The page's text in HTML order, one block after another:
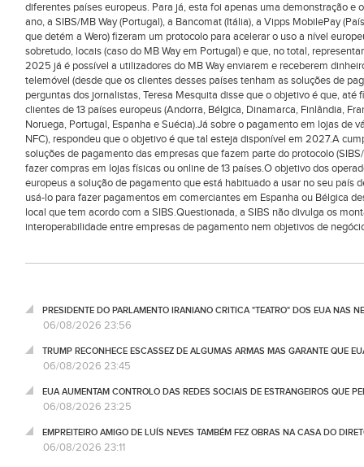
diferentes países europeus. Para já, esta foi apenas uma demonstração
ano, a SIBS/MB Way (Portugal), a Bancomat (Itália), a Vipps MobilePay
que detém a Wero) fizeram um protocolo para acelerar o uso a nível
sobretudo, locais (caso do MB Way em Portugal) e que, no total,
2025 já é possível a utilizadores do MB Way enviarem e receberem
telemóvel (desde que os clientes desses países tenham as soluções de
perguntas dos jornalistas, Teresa Mesquita disse que o objetivo é que,
clientes de 13 países europeus (Andorra, Bélgica, Dinamarca, Finlândia,
Noruega, Portugal, Espanha e Suécia).Já sobre o pagamento em lojas de
NFC), respondeu que o objetivo é que tal esteja disponível em 2027.A
soluções de pagamento das empresas que fazem parte do protocolo
fazer compras em lojas físicas ou online de 13 países.O objetivo dos
europeus a solução de pagamento que está habituado a usar no seu país
usá-lo para fazer pagamentos em comerciantes em Espanha ou Bélgica
local que tem acordo com a SIBS.Questionada, a SIBS não divulga os
interoperabilidade entre empresas de pagamento nem objetivos de
PRESIDENTE DO PARLAMENTO IRANIANO CRITICA "TEATRO" DOS EUA NAS
06/08/2026 23:56
TRUMP RECONHECE ESCASSEZ DE ALGUMAS ARMAS MAS GARANTE QUE
06/08/2026 23:45
EUA AUMENTAM CONTROLO DAS REDES SOCIAIS DE ESTRANGEIROS QUE
06/08/2026 23:25
EMPREITEIRO AMIGO DE LUÍS NEVES TAMBÉM FEZ OBRAS NA CASA DO
06/08/2026 23:11